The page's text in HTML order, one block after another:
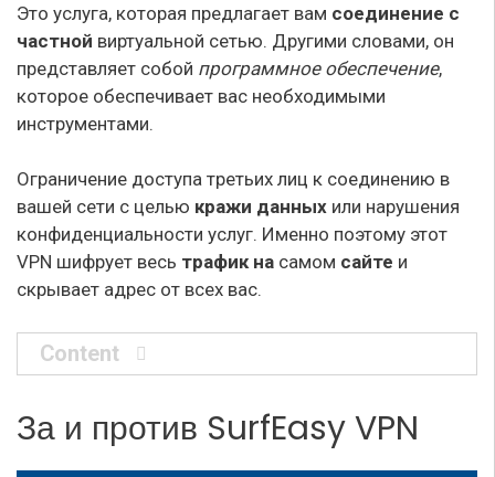
Это услуга, которая предлагает вам соединение с
частной виртуальной сетью. Другими словами, он
представляет собой программное обеспечение,
которое обеспечивает вас необходимыми
инструментами.
Ограничение доступа третьих лиц к соединению в
вашей сети с целью кражи данных или нарушения
конфиденциальности услуг. Именно поэтому этот
VPN шифрует весь трафик на самом сайте и
скрывает адрес от всех вас.
Content
За и против SurfEasy VPN